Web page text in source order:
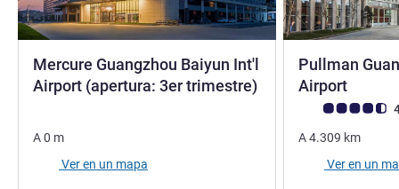
Mercure Guangzhou Baiyun Int'l
Airport (apertura: 3er trimestre)4 estrellas
A0 m
Ver en un mapa
Pullman
Airport
Nota de clientes
A4.309 km
Ver en un